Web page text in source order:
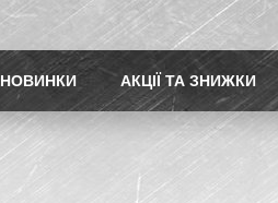
НОВИНКИ АКЦІЇ ТА ЗНИЖКИ